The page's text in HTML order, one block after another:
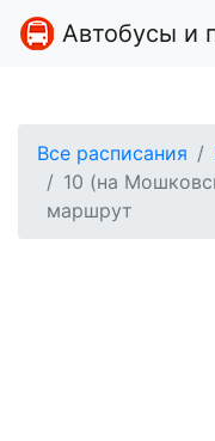
Автобусы и
Все расписания
10 (на
маршрут